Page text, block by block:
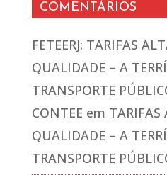
COMENTÁRIOS
FETEERJ: TARIFAS
QUALIDADE – A
TRANSPORTE
CONTEE em TARIFAS
QUALIDADE – A
TRANSPORTE